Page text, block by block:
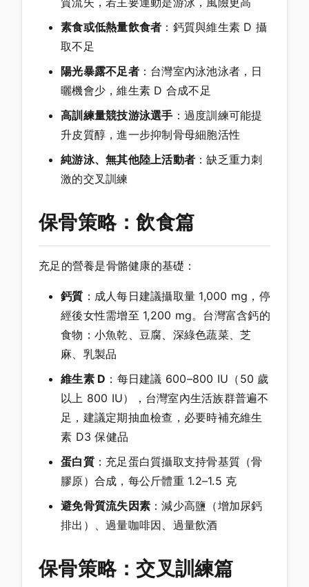
素食或低熱量飲食者 ：鈣質與維生素 D 攝
取不足
陽光暴露不足者：台灣室內泳池泳者，日
曬機會少，維生素 D 合成不足
高訓練量競技游泳選手 ：過度訓練可能提
升皮質醇，進一步抑制骨母細胞活性
純游泳、無其他陸上活動者 ：缺乏重力刺
激的交叉訓練
保骨策略：飲食篇
充足的營養是骨骼健康的基礎：
鈣質 ：成人每日建議攝取量 1,000 mg，停
經後女性需增至 1,200 mg。台灣富含鈣的
食物：小魚乾、豆腐、深綠色蔬菜、芝
麻、乳製品
維生素 D ：每日建議 600–800 IU（50 歲
以上 800 IU），台灣室內生活族群普遍不
足，建議定期抽血檢查，必要時補充維生
素 D3 保健品
蛋白質：充足蛋白質攝取支持骨基質（骨
膠原）合成，每公斤體重 1.2–1.5 克
避免骨質流失因素 ：減少高鹽（增加尿鈣
排出）、過量咖啡因、過量飲酒
保骨策略：交叉訓練篇